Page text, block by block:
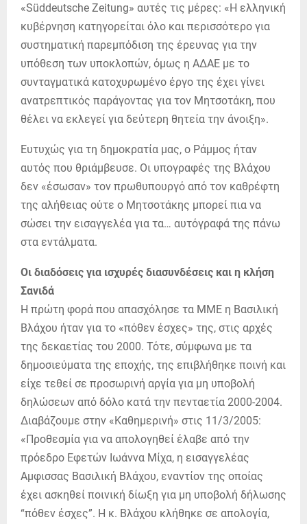
«Süddeutsche Zeitung» αυτές τις μέρες: «Η ελληνική
κυβέρνηση κατηγορείται όλο και περισσότερο για
συστηματική παρεμπόδιση της έρευνας για την
υπόθεση των υποκλοπών, όμως η ΑΔΑΕ με το
συνταγματικά κατοχυρωμένο έργο της έχει γίνει
ανατρεπτικός παράγοντας για τον Μητσοτάκη, που
θέλει να εκλεγεί για δεύτερη θητεία την άνοιξη».
Ευτυχώς για τη δημοκρατία μας, ο Ράμμος ήταν
αυτός που θριάμβευσε. Οι υπογραφές της Βλάχου
δεν «έσωσαν» τον πρωθυπουργό από τον καθρέφτη
της αλήθειας ούτε ο Μητσοτάκης μπορεί πια να
σώσει την εισαγγελέα για τα… αυτόγραφά της πάνω
στα εντάλματα.
Οι διαδόσεις για ισχυρές διασυνδέσεις και η κλήση
Σανιδά
Η πρώτη φορά που απασχόλησε τα ΜΜΕ η Βασιλική
Βλάχου ήταν για το «πόθεν έσχες» της, στις αρχές
της δεκαετίας του 2000. Τότε, σύμφωνα με τα
δημοσιεύματα της εποχής, της επιβλήθηκε ποινή και
είχε τεθεί σε προσωρινή αργία για μη υποβολή
δηλώσεων από δόλο κατά την πενταετία 2000-2004.
Διαβάζουμε στην «Καθημερινή» στις 11/3/2005:
«Προθεσμία για να απολογηθεί έλαβε από την
πρόεδρο Εφετών Ιωάννα Μίχα, η εισαγγελέας
Αμφισσας Βασιλική Βλάχου, εναντίον της οποίας
έχει ασκηθεί ποινική δίωξη για μη υποβολή δήλωσης
“πόθεν έσχες”. H κ. Βλάχου κλήθηκε σε απολογία,